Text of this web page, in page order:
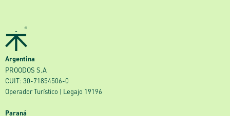
Argentina
PROODOS S.A
CUIT: 30-71854506-0
Operador Turístico | Legajo 19196
Paraná